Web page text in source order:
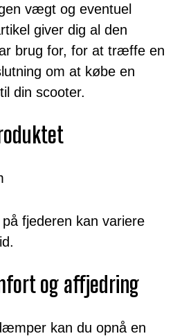
vægt og eventuel
giver dig al den
brug for, for at træffe en
om at købe en
din scooter.
fjederen kan variere
og affjedring
kan du opnå en